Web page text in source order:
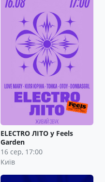
ELECTRO ЛІТО у Feels
Garden
16 сер, 17:00
Київ